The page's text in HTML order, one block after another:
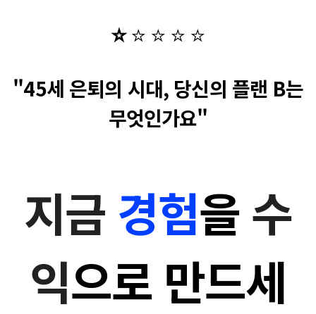
⭐️⭐️⭐️⭐️⭐️
"45세 은퇴의 시대, 당신의 플랜 B는
무엇인가요"
지금 경험을 수
익으로 만드세